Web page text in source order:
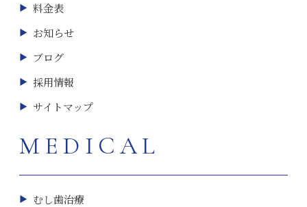
料金表
お知らせ
ブログ
採用情報
サイトマップ
MEDICAL
むし歯治療